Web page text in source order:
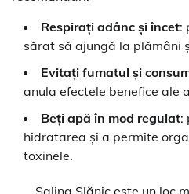
Respirați adânc și încet:
sărat să ajungă la plămâni
Evitați fumatul și
anula efectele benefice ale
Beți apă în mod regulat:
hidratarea și a permite
toxinele.
„Salina Slănic este un loc